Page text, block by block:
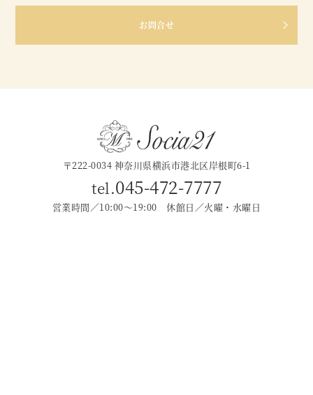
お問合せ
〒222-0034 神奈川県横浜市港北区岸根町6-1
tel.045-472-7777
営業時間／10:00〜19:00 休館日／火曜・水曜日